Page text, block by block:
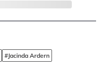
#Jacinda Ardern